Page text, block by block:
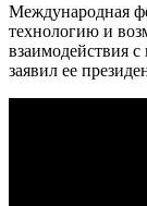
Международная
технологию и
взаимодействия
заявил ее